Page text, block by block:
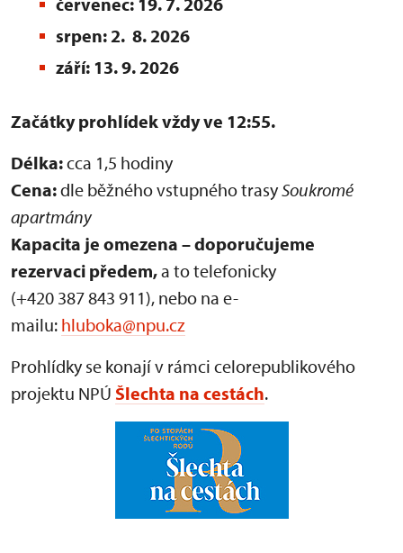
srpen: 2. 8. 2026
září: 13. 9. 2026
Začátky prohlídek vždy ve 12:55.
Délka:cca 1,5 hodiny
Cena:dle běžného vstupného trasySoukromé
apartmány
Kapacita je omezena – doporučujeme
rezervaci předem,a to telefonicky
(+420 387 843 911), nebo na e-
mailu: hluboka@npu.cz
Prohlídky se konají v rámci celorepublikového
projektu NPÚ Šlechta na cestách.